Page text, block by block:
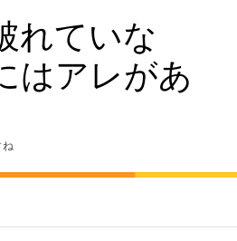
れていな
はアレがあ